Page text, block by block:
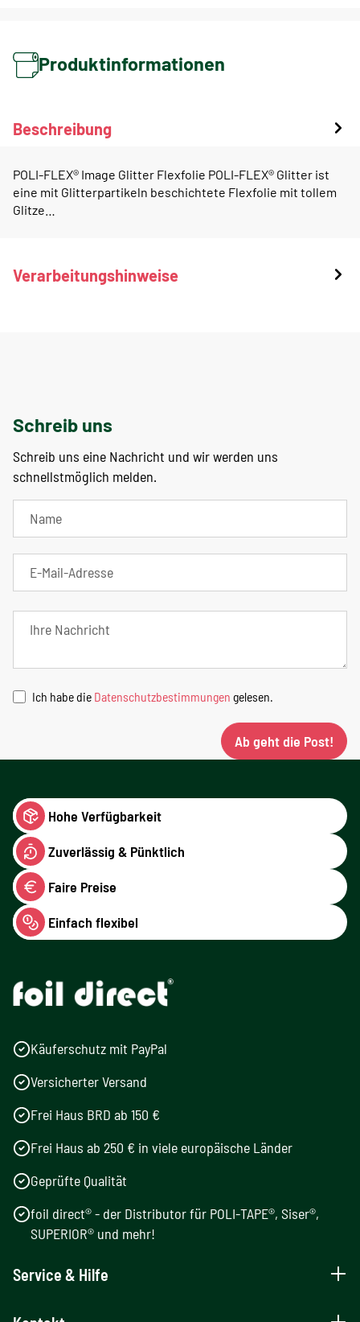
Produktinformationen
Beschreibung
POLI-FLEX® Image Glitter Flexfolie POLI-FLEX® Glitter ist
eine mit Glitterpartikeln beschichtete Flexfolie mit tollem
Glitze…
Verarbeitungshinweise
Schreib uns
Schreib uns eine Nachricht und wir werden uns
schnellstmöglich melden.
Ich habe die Datenschutzbestimmungen gelesen.
Ab geht die Post!
Hohe Verfügbarkeit
Zuverlässig & Pünktlich
Faire Preise
Einfach flexibel
Käuferschutz mit PayPal
Versicherter Versand
Frei Haus BRD ab 150 €
Frei Haus ab 250 € in viele europäische Länder
Geprüfte Qualität
foil direct® - der Distributor für POLI-TAPE®, Siser®,
SUPERIOR® und mehr!
Service & Hilfe